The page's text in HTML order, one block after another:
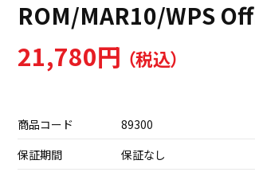
ROM/MAR10/WPS
21,780円
商品コード
89300
保証期間
保証なし